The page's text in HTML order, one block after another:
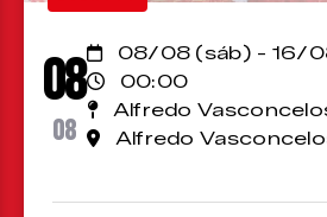
08
08
08/08 (sáb) - 16/
00:00
Alfredo
Alfredo